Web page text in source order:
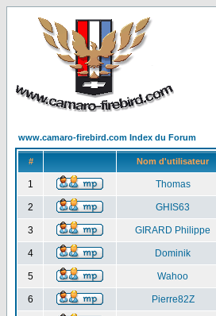
www.camaro-firebird.com Index du Forum
# Nom d'utilisateur
1 Thomas
2 GHIS63
3 GIRARD Philippe
4 Dominik
5 Wahoo
6 Pierre82Z